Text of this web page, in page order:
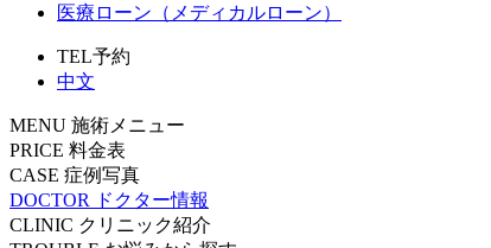
医療ローン（メディカルローン）
TEL予約
中文
MENU 施術メニュー
PRICE 料金表
CASE 症例写真
DOCTOR
ドクター情報
CLINIC クリニック紹介